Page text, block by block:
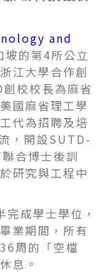
and
坡的第4所公立
江大學合作創
校校長為麻省
國麻省理工學
代為招聘及培
，開設SUTD-
合博士後訓
研究與工程中
成學士學位，
業期間，所有
周的「空檔
息。